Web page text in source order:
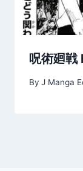
呪術廻
By J Manga